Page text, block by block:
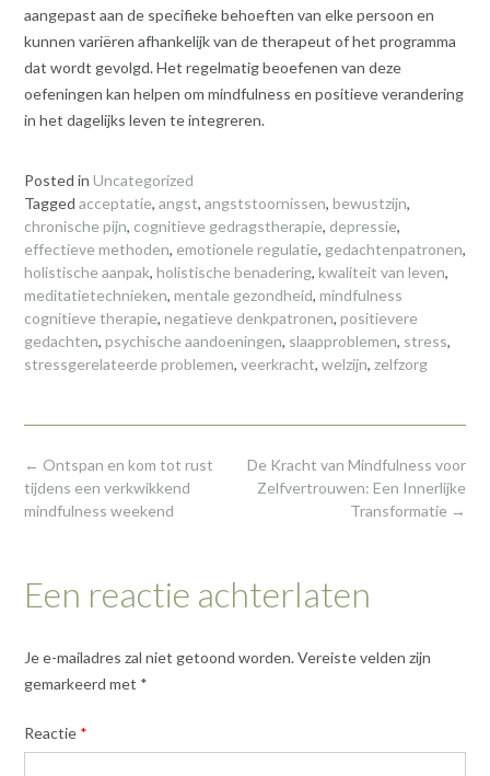
aangepast aan de specifieke behoeften van elke persoon en
kunnen variëren afhankelijk van de therapeut of het programma
dat wordt gevolgd. Het regelmatig beoefenen van deze
oefeningen kan helpen om mindfulness en positieve verandering
in het dagelijks leven te integreren.
Posted in Uncategorized
Tagged acceptatie, angst, angststoornissen, bewustzijn,
chronische pijn, cognitieve gedragstherapie, depressie,
effectieve methoden, emotionele regulatie, gedachtenpatronen,
holistische aanpak, holistische benadering, kwaliteit van leven,
meditatietechnieken, mentale gezondheid, mindfulness
cognitieve therapie, negatieve denkpatronen, positievere
gedachten, psychische aandoeningen, slaapproblemen, stress,
stressgerelateerde problemen, veerkracht, welzijn, zelfzorg
Post
navigation
De Kracht van Mindfulness voor
Zelfvertrouwen: Een Innerlijke
Transformatie →
← Ontspan en kom tot rust
tijdens een verkwikkend
mindfulness weekend
Een reactie achterlaten
Je e-mailadres zal niet getoond worden.Vereiste velden zijn
gemarkeerd met *
Reactie *